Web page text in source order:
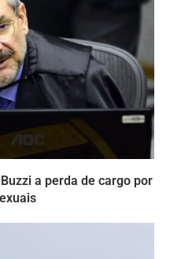
a perda de cargo por